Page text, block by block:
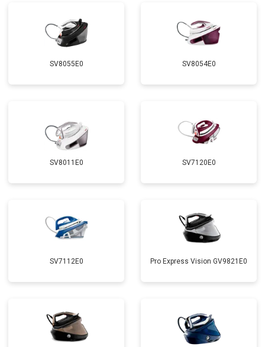
SV8055E0 SV8054E0
SV8011E0 SV7120E0
SV7112E0 Pro Express Vision GV9821E0